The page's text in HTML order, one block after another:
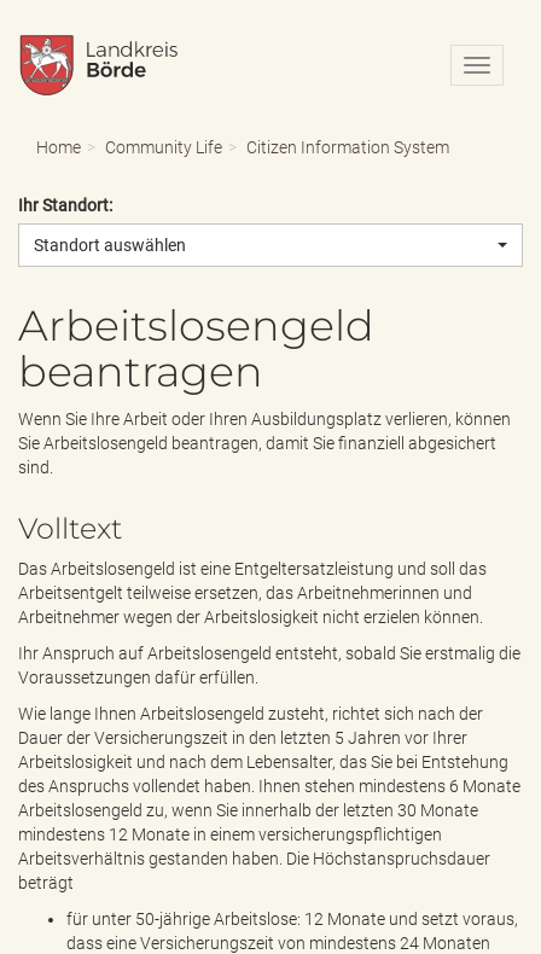
N
a
o
a
u
n
e
n
Home Community Life Citizen Information System
Ihr Standort:
Standort auswählen
Arbeitslosengeld
beantragen
Wenn Sie Ihre Arbeit oder Ihren Ausbildungsplatz verlieren, können
Sie Arbeitslosengeld beantragen, damit Sie finanziell abgesichert
sind.
Volltext
Das Arbeitslosengeld ist eine Entgeltersatzleistung und soll das
Arbeitsentgelt teilweise ersetzen, das Arbeitnehmerinnen und
Arbeitnehmer wegen der Arbeitslosigkeit nicht erzielen können.
Ihr Anspruch auf Arbeitslosengeld entsteht, sobald Sie erstmalig die
Voraussetzungen dafür erfüllen.
Wie lange Ihnen Arbeitslosengeld zusteht, richtet sich nach der
Dauer der Versicherungszeit in den letzten 5 Jahren vor Ihrer
Arbeitslosigkeit und nach dem Lebensalter, das Sie bei Entstehung
des Anspruchs vollendet haben. Ihnen stehen mindestens 6 Monate
Arbeitslosengeld zu, wenn Sie innerhalb der letzten 30 Monate
mindestens 12 Monate in einem versicherungspflichtigen
Arbeitsverhältnis gestanden haben. Die Höchstanspruchsdauer
beträgt
für unter 50-jährige Arbeitslose: 12 Monate und setzt voraus,
dass eine Versicherungszeit von mindestens 24 Monaten